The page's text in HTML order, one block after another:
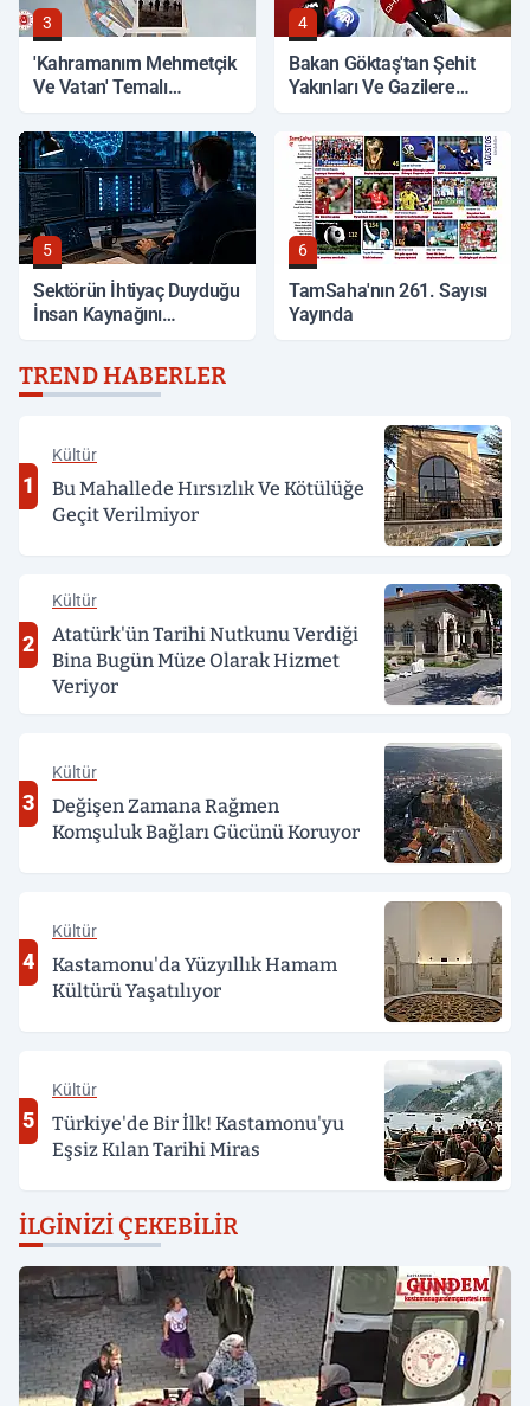
3
'Kahramanım Mehmetçik
Ve Vatan' Temalı
Başladı
4
Bakan Göktaş'tan Şehit
Yakınları Ve Gazilere
5
Sektörün İhtiyaç Duyduğu
İnsan Kaynağını
6
TamSaha'nın 261. Sayısı
Yayında
TREND HABERLER
1
Kültür
Bu Mahallede Hırsızlık Ve Kötülüğe
Geçit Verilmiyor
2
Kültür
Atatürk'ün Tarihi Nutkunu Verdiği
Bina Bugün Müze Olarak Hizmet
Veriyor
3
Kültür
Değişen Zamana Rağmen
Komşuluk Bağları Gücünü Koruyor
4
Kültür
Kastamonu'da Yüzyıllık Hamam
Kültürü Yaşatılıyor
5
Kültür
Türkiye'de Bir İlk! Kastamonu'yu
Eşsiz Kılan Tarihi Miras
İLGINIZI ÇEKEBILIR